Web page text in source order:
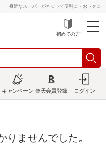
身近なスーパーがネットで便利に・おトクに
初めての方
キャンペーン 楽天会員登録 ログイン
りませんでした。